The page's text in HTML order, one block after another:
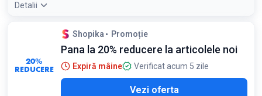
Detalii
20%
REDUCERE
Shopika Promoție
Pana la 20% reducere la articolele noi
Expiră mâine Verificat acum 5 zile
Vezi oferta